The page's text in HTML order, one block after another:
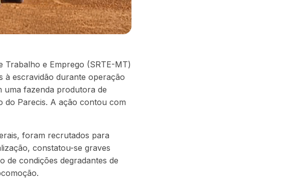
Trabalho e Emprego (SRTE-MT)
à escravidão durante operação
uma fazenda produtora de
do Parecis. A ação contou com
foram recrutados para
constatou-se graves
de condições degradantes de